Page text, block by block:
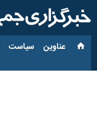
عناوین‌ سیاست